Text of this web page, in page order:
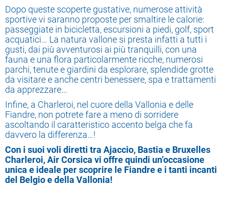
Dopo queste scoperte gustative, numerose attività
sportive vi saranno proposte per smaltire le calorie:
passeggiate in bicicletta, escursioni a piedi, golf, sport
acquatici… La natura vallone si presta infatti a tutti i
gusti, dai più avventurosi ai più tranquilli, con una
fauna e una flora particolarmente ricche, numerosi
parchi, tenute e giardini da esplorare, splendide grotte
da visitare e anche centri benessere, spa e trattamenti
da apprezzare…
Infine, a Charleroi, nel cuore della Vallonia e delle
Fiandre, non potrete fare a meno di sorridere
ascoltando il caratteristico accento belga che fa
davvero la differenza…!
Con i suoi voli diretti tra Ajaccio, Bastia e Bruxelles
Charleroi, Air Corsica vi offre quindi un’occasione
unica e ideale per scoprire le Fiandre e i tanti incanti
del Belgio e della Vallonia!